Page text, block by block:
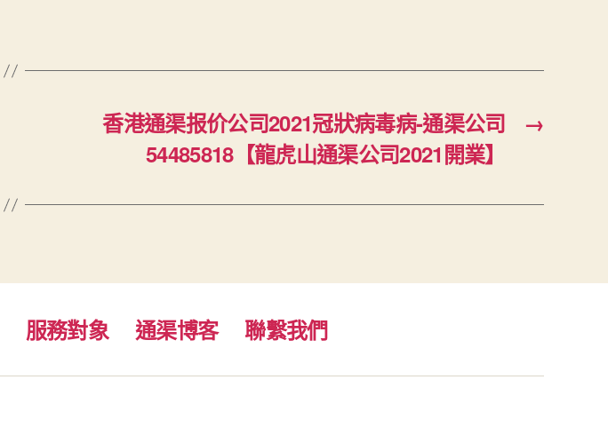
→
香港通渠报价公司2021冠狀病毒病-通渠公司
54485818【龍虎山通渠公司2021開業】
服務對象 通渠博客 聯繫我們